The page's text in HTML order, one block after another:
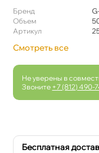
Бренд
Объем
Артикул
Смотреть все
Не уверены в
Звоните +7 (812) 490-
Бесплатная